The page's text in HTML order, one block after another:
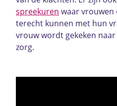
spreekuren waar vrouwen
terecht kunnen met hun
vrouw wordt gekeken
zorg.